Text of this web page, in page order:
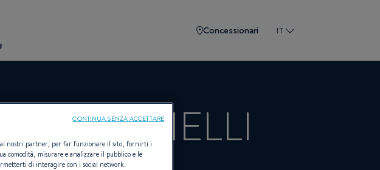
Concessionari IT
MARINELLI
nostri partner, per far funzionare il sito, fornirti i
comodità, misurare e analizzare il pubblico e le
di interagire con i social network.
CONTINUA SENZA ACCETTARE